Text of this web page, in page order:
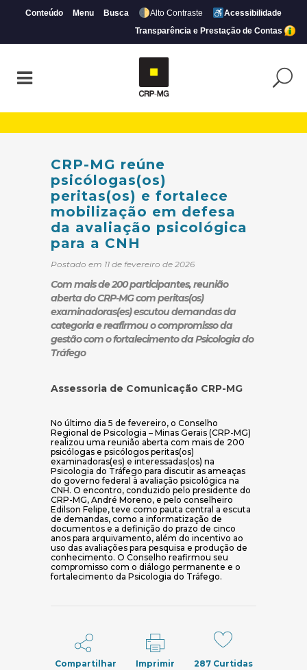
Conteúdo Menu Busca Alto Contraste
Acessibilidade
Transparência e Prestação de Contas
CRP-MG reúne
psicólogas(os)
peritas(os) e fortalece
mobilização em defesa
da avaliação psicológica
para a CNH
Postado em 11 de fevereiro de 2026
Com mais de 200 participantes, reunião
aberta do CRP-MG com peritas(os)
examinadoras(es) escutou demandas da
categoria e reafirmou o compromisso da
gestão com o fortalecimento da Psicologia do
Tráfego
Assessoria de Comunicação CRP-MG
No último dia 5 de fevereiro, o Conselho
Regional de Psicologia – Minas Gerais (CRP-MG)
realizou uma reunião aberta com mais de 200
psicólogas e psicólogos peritas(os)
examinadoras(es) e interessadas(os) na
Psicologia do Tráfego para discutir as ameaças
do governo federal à avaliação psicológica na
CNH. O encontro, conduzido pelo presidente do
CRP-MG, André Moreno, e pelo conselheiro
Edilson Felipe, teve como pauta central a escuta
de demandas, como a informatização de
documentos e a definição do prazo de cinco
anos para arquivamento, além do incentivo ao
uso das avaliações para pesquisa e produção de
conhecimento. O Conselho reafirmou seu
compromisso com o diálogo permanente e o
fortalecimento da Psicologia do Tráfego.
Compartilhar Imprimir 287Curtidas